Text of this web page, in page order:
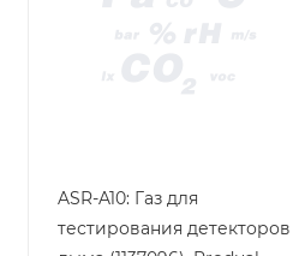
ASR-A10: Газ для
тестирования детекторов